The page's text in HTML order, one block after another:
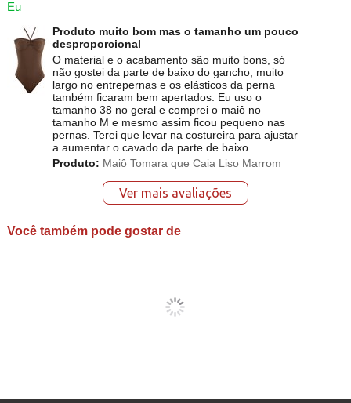
Eu
Produto muito bom mas o tamanho um pouco
desproporcional
O material e o acabamento são muito bons, só
não gostei da parte de baixo do gancho, muito
largo no entrepernas e os elásticos da perna
também ficaram bem apertados. Eu uso o
tamanho 38 no geral e comprei o maiô no
tamanho M e mesmo assim ficou pequeno nas
pernas. Terei que levar na costureira para ajustar
a aumentar o cavado da parte de baixo.
Produto: Maiô Tomara que Caia Liso Marrom
Ver mais avaliações
Você também pode gostar de